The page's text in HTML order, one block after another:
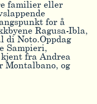
familier eller
for å
Ragusa-Ibla,
di Noto.Oppdag
Sampieri,
kjent fra Andrea
Montalbano, og